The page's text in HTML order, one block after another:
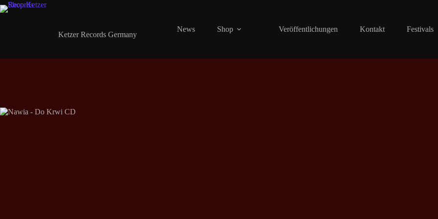
Zum
Inhalt
Ketzer Records Germany
News Shop Veröffentlichungen Kontakt Festivals